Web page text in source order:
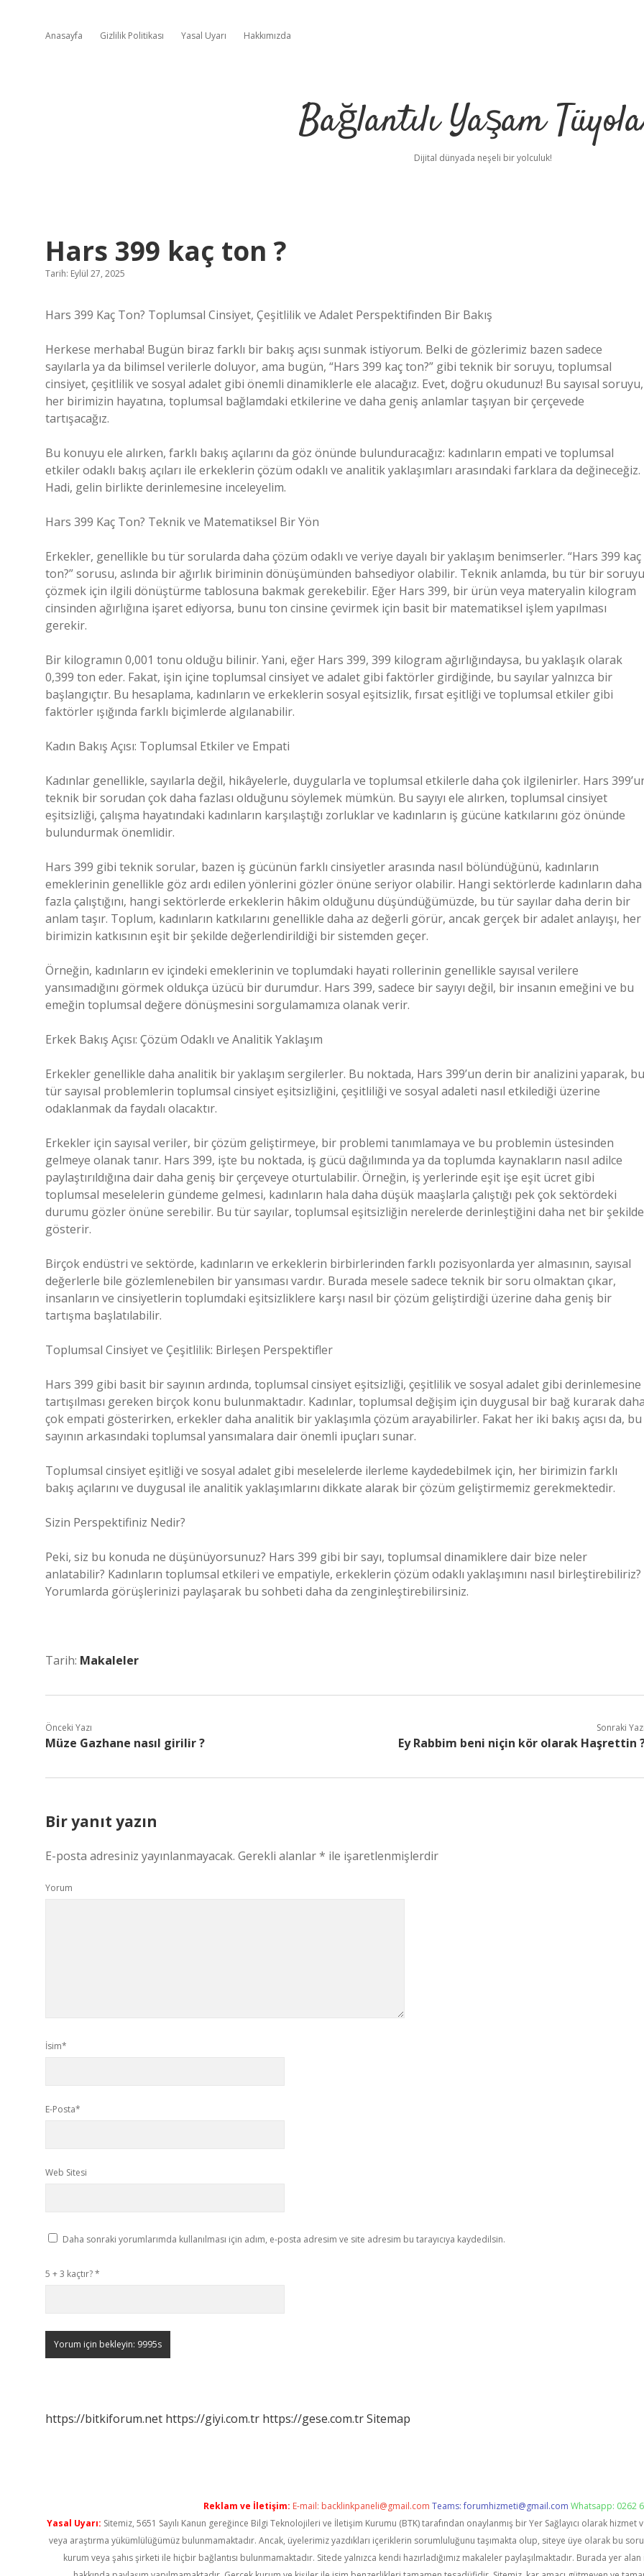
Anasayfa Gizlilik Politikası Yasal Uyarı Hakkımızda
Bağlantılı Yaşam
Dijital dünyada neşeli bir yolculuk!
Hars 399 kaç ton ?
Tarih: Eylül 27, 2025
Hars 399 Kaç Ton? Toplumsal Cinsiyet, Çeşitlilik ve Adalet Perspektifinden Bir Bakış
Herkese merhaba! Bugün biraz farklı bir bakış açısı sunmak istiyorum. Belki de gözlerimiz bazen sadece
sayılarla ya da bilimsel verilerle doluyor, ama bugün, “Hars 399 kaç ton?” gibi teknik bir soruyu, toplumsal
cinsiyet, çeşitlilik ve sosyal adalet gibi önemli dinamiklerle ele alacağız. Evet, doğru okudunuz! Bu sayısal soruyu,
her birimizin hayatına, toplumsal bağlamdaki etkilerine ve daha geniş anlamlar taşıyan bir çerçevede
tartışacağız.
Bu konuyu ele alırken, farklı bakış açılarını da göz önünde bulunduracağız: kadınların empati ve toplumsal
etkiler odaklı bakış açıları ile erkeklerin çözüm odaklı ve analitik yaklaşımları arasındaki farklara da değineceğiz.
Hadi, gelin birlikte derinlemesine inceleyelim.
Hars 399 Kaç Ton? Teknik ve Matematiksel Bir Yön
Erkekler, genellikle bu tür sorularda daha çözüm odaklı ve veriye dayalı bir yaklaşım benimserler. “Hars 399 kaç
ton?” sorusu, aslında bir ağırlık biriminin dönüşümünden bahsediyor olabilir. Teknik anlamda, bu tür bir soruyu
çözmek için ilgili dönüştürme tablosuna bakmak gerekebilir. Eğer Hars 399, bir ürün veya materyalin kilogram
cinsinden ağırlığına işaret ediyorsa, bunu ton cinsine çevirmek için basit bir matematiksel işlem yapılması
gerekir.
Bir kilogramın 0,001 tonu olduğu bilinir. Yani, eğer Hars 399, 399 kilogram ağırlığındaysa, bu yaklaşık olarak
0,399 ton eder. Fakat, işin içine toplumsal cinsiyet ve adalet gibi faktörler girdiğinde, bu sayılar yalnızca bir
başlangıçtır. Bu hesaplama, kadınların ve erkeklerin sosyal eşitsizlik, fırsat eşitliği ve toplumsal etkiler gibi
faktörler ışığında farklı biçimlerde algılanabilir.
Kadın Bakış Açısı: Toplumsal Etkiler ve Empati
Kadınlar genellikle, sayılarla değil, hikâyelerle, duygularla ve toplumsal etkilerle daha çok ilgilenirler. Hars
teknik bir sorudan çok daha fazlası olduğunu söylemek mümkün. Bu sayıyı ele alırken, toplumsal cinsiyet
eşitsizliği, çalışma hayatındaki kadınların karşılaştığı zorluklar ve kadınların iş gücüne katkılarını göz önünde
bulundurmak önemlidir.
Hars 399 gibi teknik sorular, bazen iş gücünün farklı cinsiyetler arasında nasıl bölündüğünü, kadınların
emeklerinin genellikle göz ardı edilen yönlerini gözler önüne seriyor olabilir. Hangi sektörlerde kadınların daha
fazla çalıştığını, hangi sektörlerde erkeklerin hâkim olduğunu düşündüğümüzde, bu tür sayılar daha derin bir
anlam taşır. Toplum, kadınların katkılarını genellikle daha az değerli görür, ancak gerçek bir adalet anlayışı, her
birimizin katkısının eşit bir şekilde değerlendirildiği bir sistemden geçer.
Örneğin, kadınların ev içindeki emeklerinin ve toplumdaki hayati rollerinin genellikle sayısal verilere
yansımadığını görmek oldukça üzücü bir durumdur. Hars 399, sadece bir sayıyı değil, bir insanın emeğini ve bu
emeğin toplumsal değere dönüşmesini sorgulamamıza olanak verir.
Erkek Bakış Açısı: Çözüm Odaklı ve Analitik Yaklaşım
Erkekler genellikle daha analitik bir yaklaşım sergilerler. Bu noktada, Hars 399’un derin bir analizini yaparak, bu
tür sayısal problemlerin toplumsal cinsiyet eşitsizliğini, çeşitliliği ve sosyal adaleti nasıl etkilediği üzerine
odaklanmak da faydalı olacaktır.
Erkekler için sayısal veriler, bir çözüm geliştirmeye, bir problemi tanımlamaya ve bu problemin üstesinden
gelmeye olanak tanır. Hars 399, işte bu noktada, iş gücü dağılımında ya da toplumda kaynakların nasıl adilce
paylaştırıldığına dair daha geniş bir çerçeveye oturtulabilir. Örneğin, iş yerlerinde eşit işe eşit ücret gibi
toplumsal meselelerin gündeme gelmesi, kadınların hala daha düşük maaşlarla çalıştığı pek çok sektördeki
durumu gözler önüne serebilir. Bu tür sayılar, toplumsal eşitsizliğin nerelerde derinleştiğini daha net bir şekilde
gösterir.
Birçok endüstri ve sektörde, kadınların ve erkeklerin birbirlerinden farklı pozisyonlarda yer almasının, sayısal
değerlerle bile gözlemlenebilen bir yansıması vardır. Burada mesele sadece teknik bir soru olmaktan çıkar,
insanların ve cinsiyetlerin toplumdaki eşitsizliklere karşı nasıl bir çözüm geliştirdiği üzerine daha geniş bir
tartışma başlatılabilir.
Toplumsal Cinsiyet ve Çeşitlilik: Birleşen Perspektifler
Hars 399 gibi basit bir sayının ardında, toplumsal cinsiyet eşitsizliği, çeşitlilik ve sosyal adalet gibi derinlemesine
tartışılması gereken birçok konu bulunmaktadır. Kadınlar, toplumsal değişim için duygusal bir bağ kurarak
çok empati gösterirken, erkekler daha analitik bir yaklaşımla çözüm arayabilirler. Fakat her iki bakış açısı da, bu
sayının arkasındaki toplumsal yansımalara dair önemli ipuçları sunar.
Toplumsal cinsiyet eşitliği ve sosyal adalet gibi meselelerde ilerleme kaydedebilmek için, her birimizin farklı
bakış açılarını ve duygusal ile analitik yaklaşımlarını dikkate alarak bir çözüm geliştirmemiz gerekmektedir.
Sizin Perspektifiniz Nedir?
Peki, siz bu konuda ne düşünüyorsunuz? Hars 399 gibi bir sayı, toplumsal dinamiklere dair bize neler
anlatabilir? Kadınların toplumsal etkileri ve empatiyle, erkeklerin çözüm odaklı yaklaşımını nasıl birleştirebiliriz?
Yorumlarda görüşlerinizi paylaşarak bu sohbeti daha da zenginleştirebilirsiniz.
Tarih: Makaleler
Önceki Yazı
Müze Gazhane nasıl girilir ?
Sonraki
Ey Rabbim beni niçin kör olarak Haşrettin
Bir yanıt yazın
E-posta adresiniz yayınlanmayacak. Gerekli alanlar* ile işaretlenmişlerdir
Yorum
İsim*
E-Posta*
Web Sitesi
Daha sonraki yorumlarımda kullanılması için adım, e-posta adresim ve site adresim bu tarayıcıya kaydedilsin.
5 + 3 kaçtır?*
https://bitkiforum.net https://giyi.com.tr https://gese.com.trSitemap
Reklam ve İletişim: E-mail: backlinkpaneli@gmail.com Teams:forumhizmeti@gmail.com Whatsapp: 0262
Yasal Uyarı: Sitemiz, 5651 Sayılı Kanun gereğince Bilgi Teknolojileri ve İletişim Kurumu (BTK) tarafından onaylanmış bir Yer Sağlayıcı olarak
veya araştırma yükümlülüğümüz bulunmamaktadır. Ancak, üyelerimiz yazdıkları içeriklerin sorumluluğunu taşımakta olup, siteye üye olarak bu
kurum veya şahıs şirketi ile hiçbir bağlantısı bulunmamaktadır. Sitede yalnızca kendi hazırladığımız makaleler paylaşılmaktadır. Burada yer